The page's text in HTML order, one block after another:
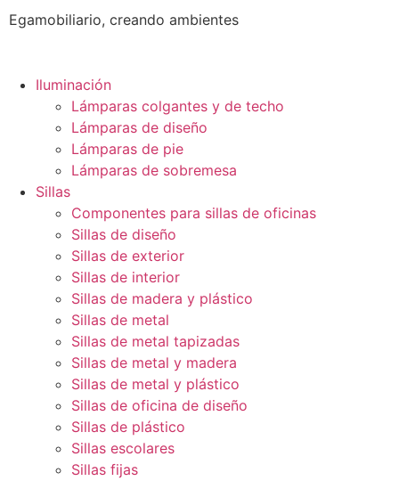
Egamobiliario, creando ambientes
Iluminación
Lámparas colgantes y de techo
Lámparas de diseño
Lámparas de pie
Lámparas de sobremesa
Sillas
Componentes para sillas de oficinas
Sillas de diseño
Sillas de exterior
Sillas de interior
Sillas de madera y plástico
Sillas de metal
Sillas de metal tapizadas
Sillas de metal y madera
Sillas de metal y plástico
Sillas de oficina de diseño
Sillas de plástico
Sillas escolares
Sillas fijas